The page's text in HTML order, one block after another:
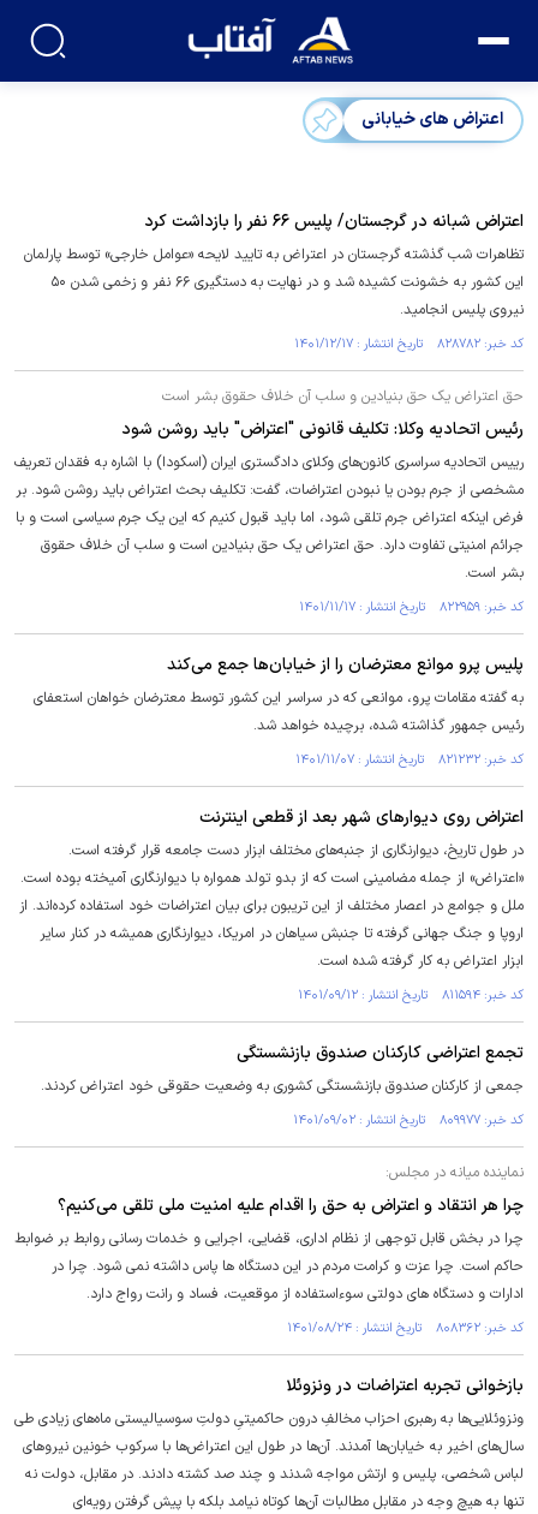
اعتراض های خیابانی
اعتراض شبانه در گرجستان/ پلیس ۶۶ نفر را بازداشت کرد
تظاهرات شب گذشته گرجستان در اعتراض به تایید لایحه «عوامل خارجی» توسط پارلمان
این کشور به خشونت کشیده شد و در نهایت به دستگیری ۶۶ نفر و زخمی شدن ۵۰
نیروی پلیس انجامید.
کد خبر: ۸۲۸۷۸۲ تاریخ انتشار : ۱۴۰۱/۱۲/۱۷
حق اعتراض یک حق بنیادین و سلب آن خلاف حقوق بشر است
رئیس اتحادیه وکلا: تکلیف قانونی "اعتراض" باید روشن شود
رییس اتحادیه سراسری کانون‌های وکلای دادگستری ایران (اسکودا) با اشاره به فقدان تعریف
مشخصی از جرم بودن یا نبودن اعتراضات، گفت: تکلیف بحث اعتراض باید روشن شود. بر
فرض اینکه اعتراض جرم تلقی شود، اما باید قبول کنیم که این یک جرم سیاسی است و با
جرائم امنیتی تفاوت دارد. حق اعتراض یک حق بنیادین است و سلب آن خلاف حقوق
بشر است.
کد خبر: ۸۲۲۹۵۹ تاریخ انتشار : ۱۴۰۱/۱۱/۱۷
پلیس پرو موانع معترضان را از خیابان‌ها جمع می‌کند
به گفته مقامات پرو، موانعی که در سراسر این کشور توسط معترضان خواهان استعفای
رئیس جمهور گذاشته شده، برچیده خواهد شد.
کد خبر: ۸۲۱۲۳۲ تاریخ انتشار : ۱۴۰۱/۱۱/۰۷
اعتراض روی دیوار‌های شهر بعد از قطعی اینترنت
در طول تاریخ، دیوارنگاری از جنبه‌های مختلف ابزار دست جامعه قرار گرفته است.
«اعتراض» از جمله مضامینی است که از بدو تولد همواره با دیوارنگاری آمیخته بوده است.
ملل و جوامع در اعصار مختلف از این تریبون برای بیان اعتراضات خود استفاده کرده‌اند. از
اروپا و جنگ جهانی گرفته تا جنبش سیاهان در امریکا، دیوارنگاری همیشه در کنار سایر
ابزار اعتراض به کار گرفته شده است.
کد خبر: ۸۱۱۵۹۴ تاریخ انتشار : ۱۴۰۱/۰۹/۱۲
تجمع اعتراضی کارکنان صندوق بازنشستگی
جمعی از کارکنان صندوق بازنشستگی کشوری به وضعیت حقوقی خود اعتراض کردند.
کد خبر: ۸۰۹۹۷۷ تاریخ انتشار : ۱۴۰۱/۰۹/۰۲
نماینده میانه در مجلس:
چرا هر انتقاد و اعتراض به حق را اقدام علیه امنیت ملی تلقی می‌کنیم؟
چرا در بخش قابل توجهی از نظام اداری، قضایی، اجرایی و خدمات رسانی روابط بر ضوابط
حاکم است. چرا عزت و کرامت مردم در این دستگاه ها پاس داشته نمی شود. چرا در
ادارات و دستگاه های دولتی سوءاستفاده از موقعیت، فساد و رانت رواج دارد.
کد خبر: ۸۰۸۳۶۲ تاریخ انتشار : ۱۴۰۱/۰۸/۲۴
بازخوانی تجربه اعتراضات در ونزوئلا
ونزوئلایی‌ها به رهبری احزاب مخالفِ درون حاکمیتیِ دولتِ سوسیالیستی ماه‌های زیادی طی
سال‌های اخیر به خیابان‌ها آمدند. آن‌ها در طول این اعتراض‌ها با سرکوب خونین نیرو‌های
لباس شخصی، پلیس و ارتش مواجه شدند و چند صد کشته دادند. در مقابل، دولت نه
تنها به هیچ وجه در مقابل مطالبات آن‌ها کوتاه نیامد بلکه با پیش گرفتن رویه‌ای